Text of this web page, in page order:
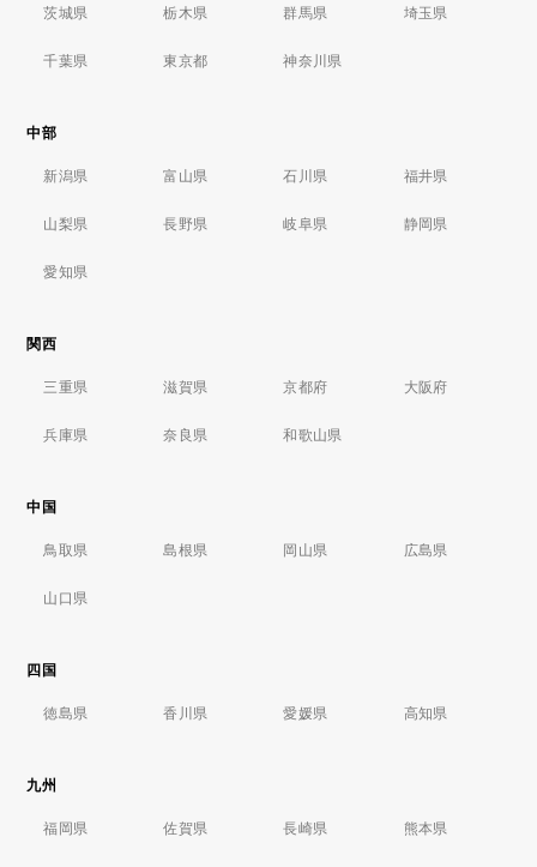
茨城県 栃木県 群馬県 埼玉県
千葉県 東京都 神奈川県
中部
新潟県 富山県 石川県 福井県
山梨県 長野県 岐阜県 静岡県
愛知県
関西
三重県 滋賀県 京都府 大阪府
兵庫県 奈良県 和歌山県
中国
鳥取県 島根県 岡山県 広島県
山口県
四国
徳島県 香川県 愛媛県 高知県
九州
福岡県 佐賀県 長崎県 熊本県